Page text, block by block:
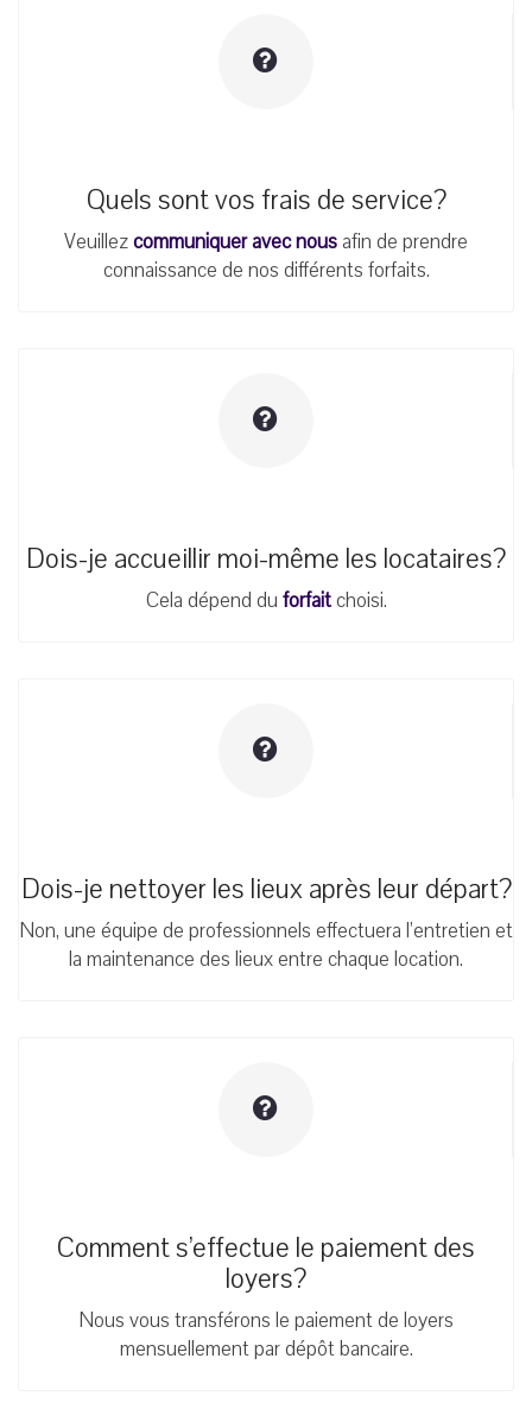
Quels sont vos frais de service?
Veuillezcommuniquer avec nousafin de prendre
connaissance de nos différents forfaits.
Dois-je accueillir moi-même les locataires?
Cela dépend du forfaitchoisi.
Dois-je nettoyer les lieux après leur départ?
Non, une équipe de professionnels effectuera l’entretien et
la maintenance des lieux entre chaque location.
Comment s’effectue le paiement des
loyers?
Nous vous transférons le paiement de loyers
mensuellement par dépôt bancaire.